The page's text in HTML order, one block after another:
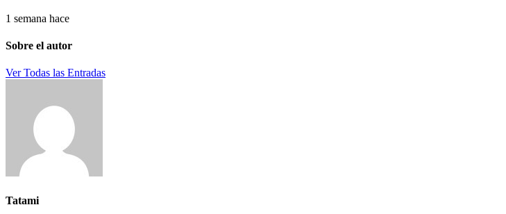
1 semana hace
Sobre el autor
Ver Todas las Entradas
Tatami